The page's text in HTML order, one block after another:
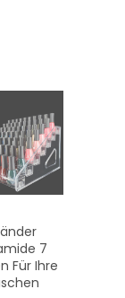
7
Für Ihre